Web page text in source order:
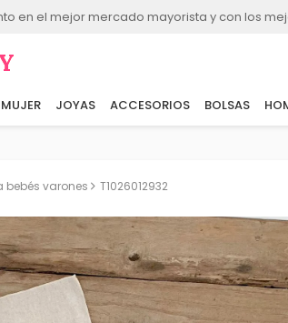
en el mejor mercado mayorista y con los
MUJER JOYAS ACCESORIOS BOLSAS
bebés varones T1026012932